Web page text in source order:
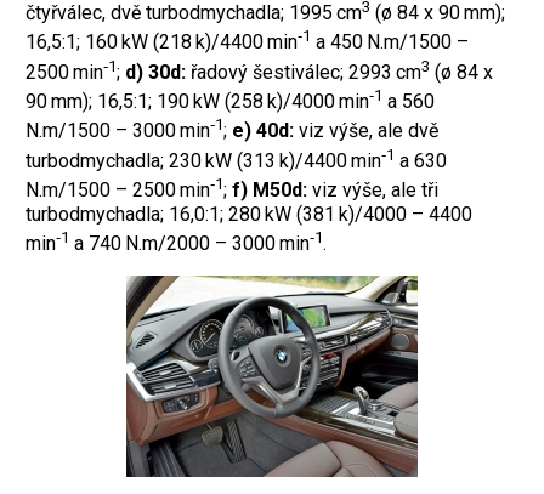
čtyřválec, dvě turbodmychadla; 1995 cm3 (ø 84 x 90 mm);
16,5:1; 160 kW (218 k)/4400 min‑1 a 450 N.m/1500 –
2500 min‑1; d) 30d: řadový šestiválec; 2993 cm3 (ø 84 x
90 mm); 16,5:1; 190 kW (258 k)/4000 min‑1 a 560
N.m/1500 – 3000 min‑1; e) 40d: viz výše, ale dvě
turbodmychadla; 230 kW (313 k)/4400 min‑1 a 630
N.m/1500 – 2500 min‑1; f) M50d: viz výše, ale tři
turbodmychadla; 16,0:1; 280 kW (381 k)/4000 – 4400
min‑1 a 740 N.m/2000 – 3000 min‑1.